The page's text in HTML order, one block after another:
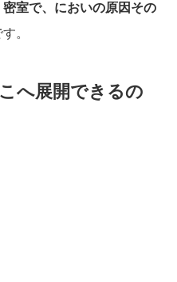
密室で、においの原因その
。
へ展開できるの